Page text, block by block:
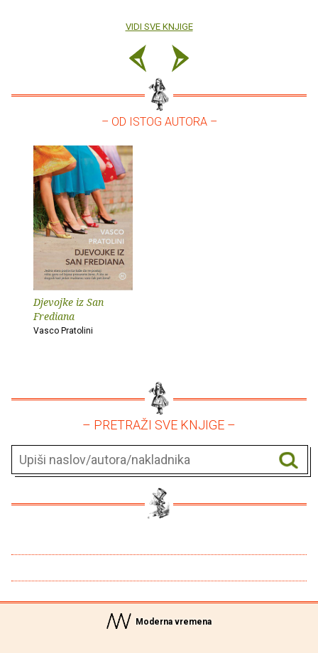
VIDI SVE KNJIGE
– OD ISTOG AUTORA –
Djevojke iz San
Frediana
Vasco Pratolini
– PRETRAŽI SVE KNJIGE –
Moderna vremena